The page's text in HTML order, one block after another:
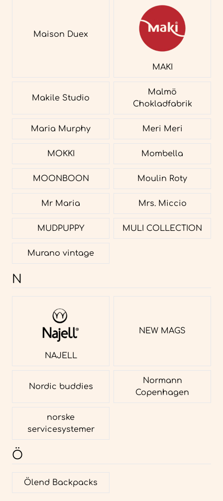
Maison Duex
MAKI
Makile Studio
Malmö
Chokladfabrik
Maria Murphy Meri Meri
MOKKI Mombella
MOONBOON Moulin Roty
Mr Maria Mrs. Miccio
MUDPUPPY MULI COLLECTION
Murano vintage
N
NAJELL
NEW MAGS
Nordic buddies
Normann
Copenhagen
norske
servicesystemer
Ö
Ölend Backpacks